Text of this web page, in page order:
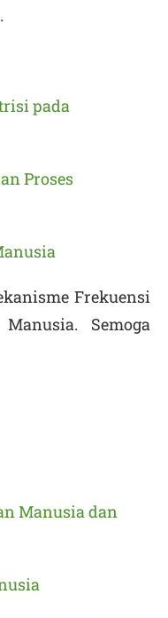
pada
Proses
Frekuensi
. Semoga
Manusia dan